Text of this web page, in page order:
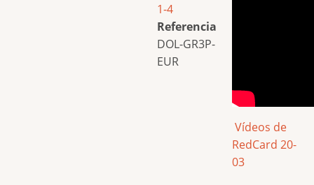
1-4
Referencia
DOL-GR3P-
EUR
Vídeos de
RedCard 20-
03